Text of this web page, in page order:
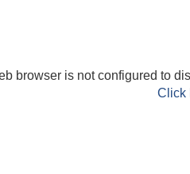
browser is not configured to
Click